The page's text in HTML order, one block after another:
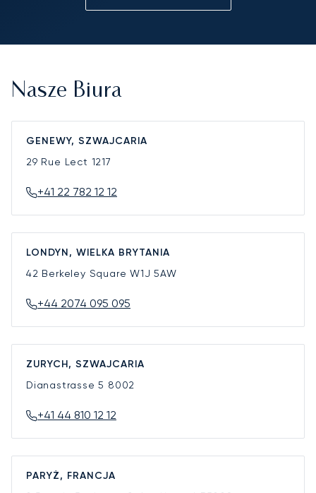
Nasze Biura
GENEWY, SZWAJCARIA
29 Rue Lect 1217
+41 22 782 12 12
LONDYN, WIELKA BRYTANIA
42 Berkeley SquareW1J 5AW
+44 2074 095 095
ZURYCH, SZWAJCARIA
Dianastrasse 5 8002
+41 44 810 12 12
PARYŻ, FRANCJA